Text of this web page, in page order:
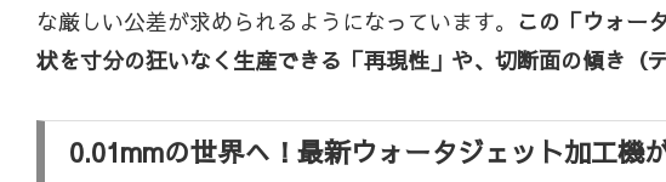
な厳しい公差が求められるようになっています。 この「ウォー
状を寸分の狂いなく生産できる「再現性」や、切断面の傾き（
0.01mmの世界へ！最新ウォータジェット加工機